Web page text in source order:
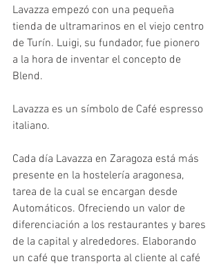
Lavazza empezó con una pequeña
tienda de ultramarinos en el viejo centro
de Turín. Luigi, su fundador, fue pionero
a la hora de inventar el concepto de
Blend.
Lavazza es un símbolo de Café espresso
italiano.
Cada día Lavazza en Zaragoza está más
presente en la hostelería aragonesa,
tarea de la cual se encargan desde
Automáticos. Ofreciendo un valor de
diferenciación a los restaurantes y bares
de la capital y alrededores. Elaborando
un café que transporta al cliente al café